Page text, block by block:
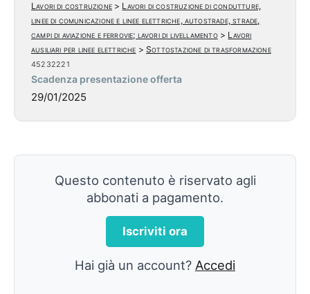
Lavori di costruzione> Lavori di costruzione di condutture,
linee di comunicazione e linee elettriche, autostrade, strade,
campi di aviazione e ferrovie; lavori di livellamento> Lavori
ausiliari per linee elettriche > Sottostazione di trasformazione
45232221
Scadenza presentazione offerta
29/01/2025
Questo contenuto è riservato agli
abbonati a pagamento.
Iscriviti ora
Hai già un account? Accedi